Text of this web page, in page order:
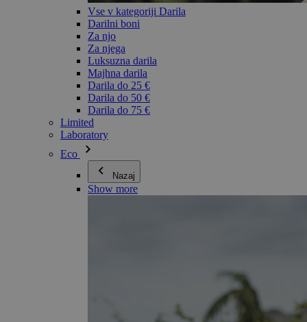
Vse v kategoriji Darila
Darilni boni
Za njo
Za njega
Luksuzna darila
Majhna darila
Darila do 25 €
Darila do 50 €
Darila do 75 €
Limited
Laboratory
Eco
Nazaj
Show more